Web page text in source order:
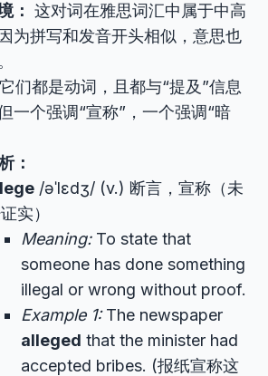
： 这对词在雅思词汇中属于中高
为拼写和发音开头相似，意思也
它们都是动词，且都与“提及”信息
一个强调“宣称”，一个强调“暗
：
/əˈlɛdʒ/ (v.) 断言，宣称（未
实）
Meaning:To state that
someone has done something
illegal or wrong without proof.
Example 1:The newspaper
alleged that the minister had
accepted bribes. (报纸宣称这